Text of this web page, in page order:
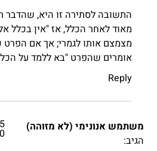
התשובה לסתירה זו היא, שהדבר
מאוד לאחר הכלל, אז "אין בכלל
מצמצם אותו לגמרי; אך אם הפרט
אומרים שהפרט "בא ללמד על
Reply
משתמש אנונימי (לא מזוהה)
הגיב: